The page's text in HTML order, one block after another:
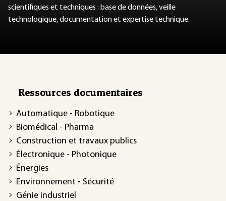
scientifiques et techniques : base de données, veille
technologique, documentation et expertise technique.
Ressources documentaires
Automatique - Robotique
Biomédical - Pharma
Construction et travaux publics
Électronique - Photonique
Énergies
Environnement - Sécurité
Génie industriel